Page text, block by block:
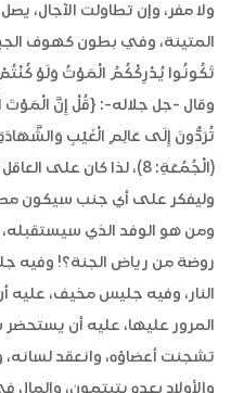
ولا مفر، وإن تطاولت الآجال،
المتينة، وفي بطون كهوف
وقال -جل جلاله-: {قُلْ إِنَّ الْمَوْتَ
تُرَدُّونَ إِلَى عَالِمِ الْغَيْبِ
(الْجُمُعَةِ: 8)، لذا كان على
وليفكر على أي جنب سيكون
ومن هو الوفد الذي سيستقبله،
روضة من رياض الجنة؟! وفيه
النار، وفيه جليس مخيف، عليه
المرور عليها، عليه أن يستحضر
تشجنت أعضاؤه، وانعقد
والأولاد بعده يتيتمون، والمال